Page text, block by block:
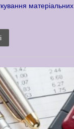
матеріальних